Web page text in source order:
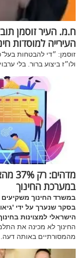
ח.מ. העיר זוסמן
העירייה למוסדות
זוסמן: ״די להבטחות
ולו״ז ביצוע ברור. בלי
במערכת החינוך
במשרד החינוך
בסקר שנערך על ידי
הישראלי למצוינות
מהמסורתיים באותה דעה.